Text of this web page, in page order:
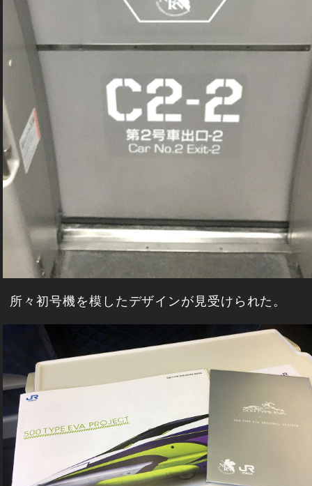
所々初号機を模したデザインが見受けられた。